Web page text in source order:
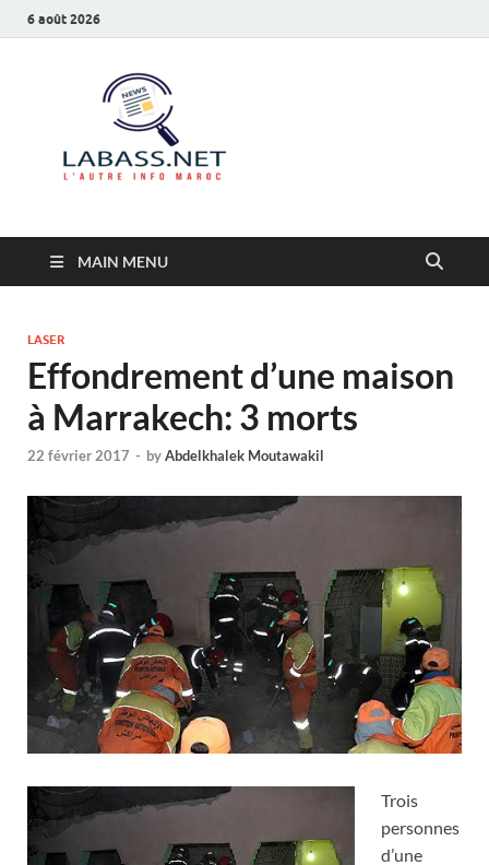
6 août 2026
MAIN MENU
LASER
Effondrement d’une maison
à Marrakech: 3 morts
22 février 2017 - byAbdelkhalek Moutawakil
Trois
personnes
d’une